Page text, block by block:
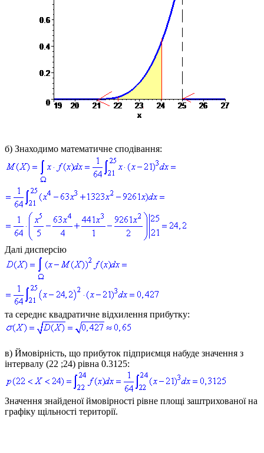
б) Знаходимо математичне сподівання:
Далі дисперсію
та середнє квадратичне відхилення прибутку:
в) Ймовірність, що прибуток підприємця набуде значення з
інтервалу (22 ;24) рівна 0.3125:
Значення знайденої ймовірності рівне площі заштрихованої на
графіку щільності території.